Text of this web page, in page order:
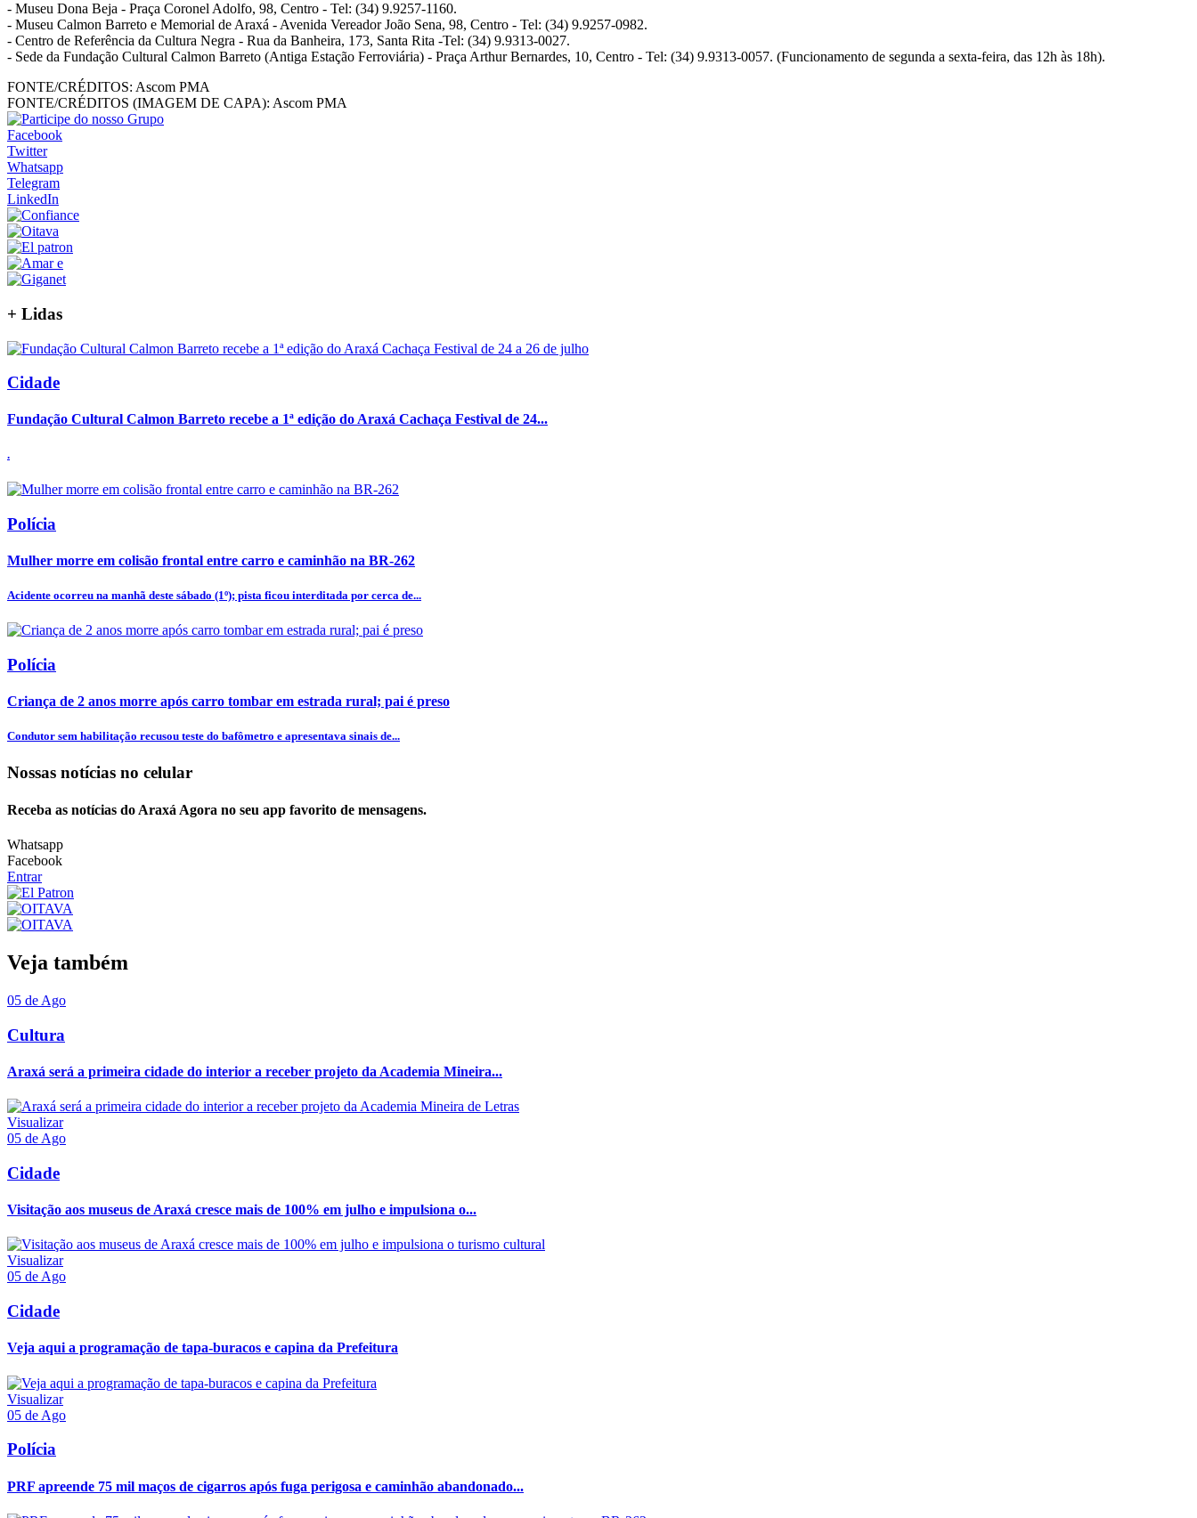
- Museu Dona Beja - Praça Coronel Adolfo, 98, Centro - Tel: (34) 9.9257-1160.
- Museu Calmon Barreto e Memorial de Araxá - Avenida Vereador João Sena, 98, Centro - Tel: (34) 9.9257-0982.
- Centro de Referência da Cultura Negra - Rua da Banheira, 173, Santa Rita -Tel: (34) 9.9313-0027.
- Sede da Fundação Cultural Calmon Barreto (Antiga Estação Ferroviária) - Praça Arthur Bernardes, 10, Centro - Tel: (34) 9.9313-0057. (Funcionamento de segunda a sexta-feira, das 12h às 18h).
FONTE/CRÉDITOS: Ascom PMA
FONTE/CRÉDITOS (IMAGEM DE CAPA): Ascom PMA
Facebook
Twitter
Whatsapp
Telegram
LinkedIn
+ Lidas
Cidade
Fundação Cultural Calmon Barreto recebe a 1ª edição do Araxá Cachaça Festival de 24...
.
Polícia
Mulher morre em colisão frontal entre carro e caminhão na BR-262
Acidente ocorreu na manhã deste sábado (1º); pista ficou interditada por cerca de...
Polícia
Criança de 2 anos morre após carro tombar em estrada rural; pai é preso
Condutor sem habilitação recusou teste do bafômetro e apresentava sinais de...
Nossas notícias no celular
Receba as notícias do Araxá Agora no seu app favorito de mensagens.
Whatsapp
Facebook
Entrar
Veja também
05 de Ago
Cultura
Araxá será a primeira cidade do interior a receber projeto da Academia Mineira...
Visualizar
05 de Ago
Cidade
Visitação aos museus de Araxá cresce mais de 100% em julho e impulsiona o...
Visualizar
05 de Ago
Cidade
Veja aqui a programação de tapa-buracos e capina da Prefeitura
Visualizar
05 de Ago
Polícia
PRF apreende 75 mil maços de cigarros após fuga perigosa e caminhão abandonado...